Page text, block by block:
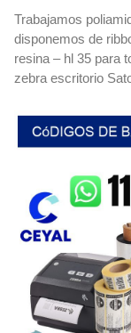
Trabajamos
disponemos de
resina – hl 35 para
zebra escritorio